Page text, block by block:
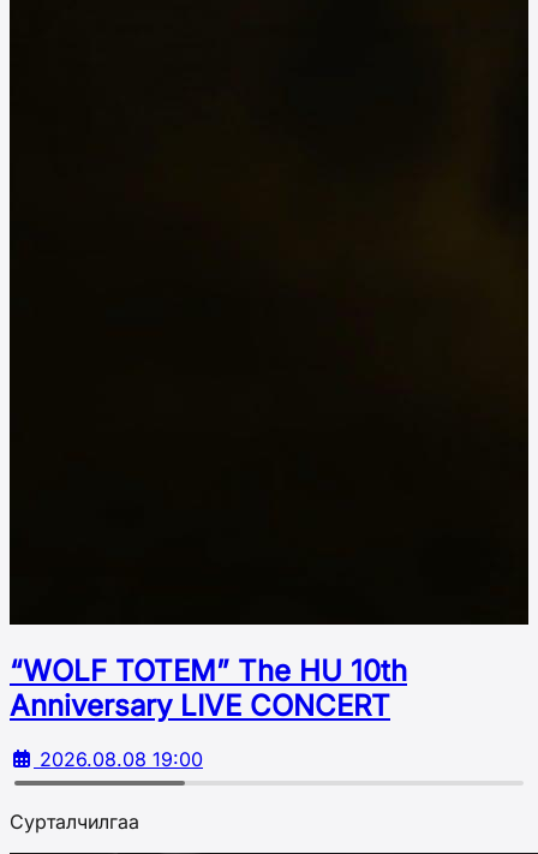
“WOLF TOTEM” The HU 10th
Аnniversary LIVE CONCERT
2026.08.08 19:00
Сурталчилгаа